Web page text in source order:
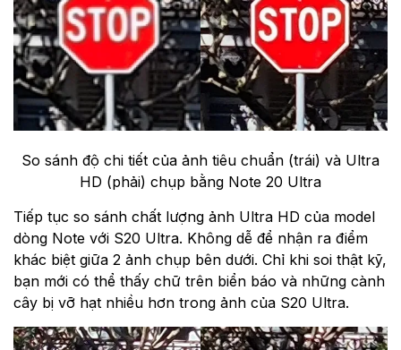
So sánh độ chi tiết của ảnh tiêu chuẩn (trái) và Ultra
HD (phải) chụp bằng Note 20 Ultra
Tiếp tục so sánh chất lượng ảnh Ultra HD của model
dòng Note với S20 Ultra. Không dễ để nhận ra điểm
khác biệt giữa 2 ảnh chụp bên dưới. Chỉ khi soi thật kỹ,
bạn mới có thể thấy chữ trên biển báo và những cành
cây bị vỡ hạt nhiều hơn trong ảnh của S20 Ultra.